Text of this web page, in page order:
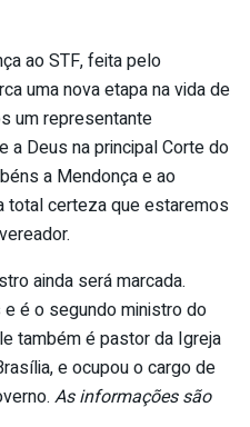
ao STF, feita pelo
uma nova etapa na vida de
um representante
a Deus na principal Corte do
a Mendonça e ao
total certeza que estaremos
ainda será marcada.
é o segundo ministro do
também é pastor da Igreja
e ocupou o cargo de
As informações são